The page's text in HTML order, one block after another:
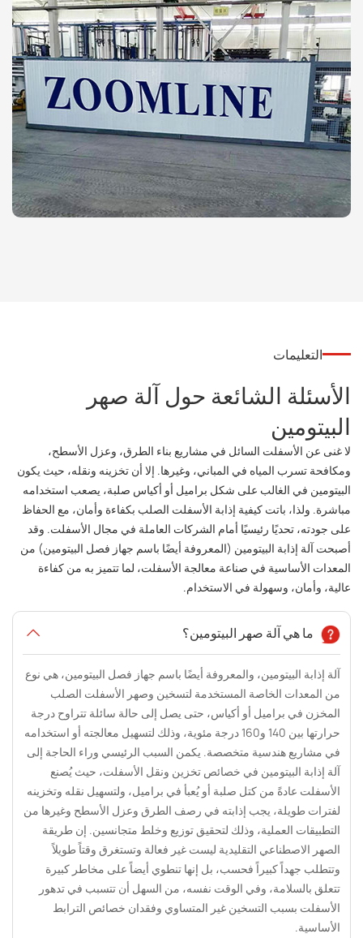
التعليمات
الأسئلة الشائعة حول آلة صهر
البيتومين
لا غنى عن الأسفلت السائل في مشاريع بناء الطرق، وعزل الأسطح،
ومكافحة تسرب المياه في المباني، وغيرها. إلا أن تخزينه ونقله، حيث يكون
البيتومين في الغالب على شكل براميل أو أكياس صلبة، يصعب استخدامه
مباشرة. ولذا، باتت كيفية إذابة الأسفلت الصلب بكفاءة وأمان، مع الحفاظ
على جودته، تحديًا رئيسيًا أمام الشركات العاملة في مجال الأسفلت. وقد
أصبحت آلة إذابة البيتومين (المعروفة أيضًا باسم جهاز فصل البيتومين) من
المعدات الأساسية في صناعة معالجة الأسفلت، لما تتميز به من كفاءة
عالية، وأمان، وسهولة في الاستخدام.
ما هي آلة صهر البيتومين؟
آلة إذابة البيتومين، والمعروفة أيضًا باسم جهاز فصل البيتومين، هي نوع
من المعدات الخاصة المستخدمة لتسخين وصهر الأسفلت الصلب
المخزن في براميل أو أكياس، حتى يصل إلى حالة سائلة تتراوح درجة
حرارتها بين 140 و160 درجة مئوية، وذلك لتسهيل معالجته أو استخدامه
في مشاريع هندسية متخصصة. يكمن السبب الرئيسي وراء الحاجة إلى
آلة إذابة البيتومين في خصائص تخزين ونقل الأسفلت، حيث يُصنع
الأسفلت عادةً من كتل صلبة أو يُعبأ في براميل، ولتسهيل نقله وتخزينه
لفترات طويلة، يجب إذابته في رصف الطرق وعزل الأسطح وغيرها من
التطبيقات العملية، وذلك لتحقيق توزيع وخلط متجانسين. إن طريقة
الصهر الاصطناعي التقليدية ليست غير فعالة وتستغرق وقتاً طويلاً
وتتطلب جهداً كبيراً فحسب، بل إنها تنطوي أيضاً على مخاطر كبيرة
تتعلق بالسلامة، وفي الوقت نفسه، من السهل أن تتسبب في تدهور
الأسفلت بسبب التسخين غير المتساوي وفقدان خصائص الترابط
الأساسية.